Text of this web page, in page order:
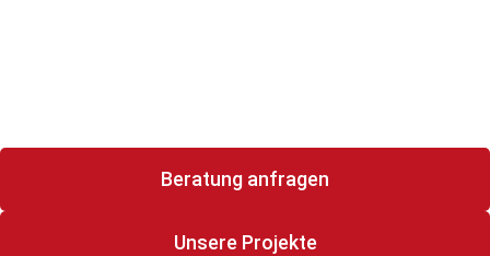
Beratung anfragen
Unsere Projekte